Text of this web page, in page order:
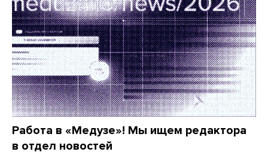
Работа в «Медузе»! Мы ищем редактора
в отдел новостей